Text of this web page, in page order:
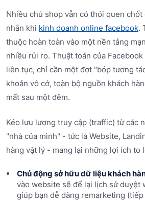
Nhiều chủ shop vẫn có thói quen chốt
nhắn khi kinh doanh online facebook.
thuộc hoàn toàn vào một nền tảng
nhiều rủi ro. Thuật toán của
liên tục, chỉ cần một đợt "bóp tương
khoản vô cớ, toàn bộ nguồn khách
mất sau một đêm.
Kéo lưu lượng truy cập (traffic) từ các
"nhà của mình" - tức là Website,
hàng vật lý - mang lại những lợi ích to
Chủ động sở hữu dữ liệu khách
vào website sẽ để lại lịch sử duyệt
giúp bạn dễ dàng remarketing (tiếp